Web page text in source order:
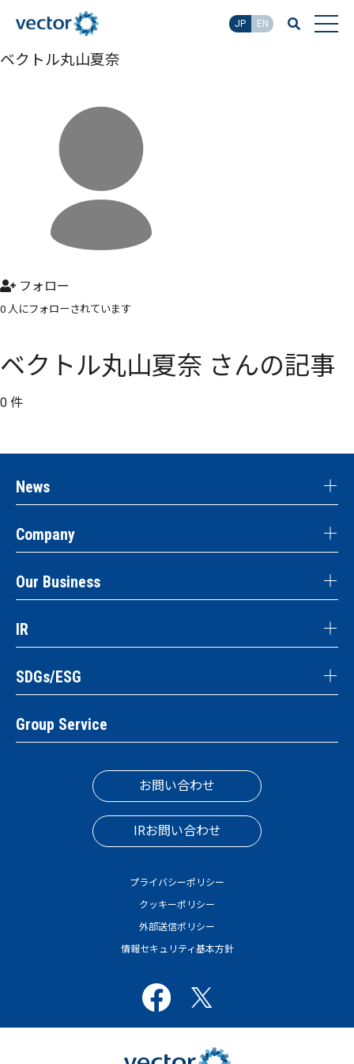
JP EN
ベクトル丸山夏奈
フォロー
0 人にフォローされています
ベクトル丸山夏奈 さんの記事
0 件
News
Company
Our Business
IR
SDGs/ESG
Group Service
お問い合わせ
IRお問い合わせ
プライバシーポリシー
クッキーポリシー
外部送信ポリシー
情報セキュリティ基本方針